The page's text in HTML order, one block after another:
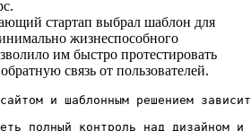
стартап выбрал шаблон для
жизнеспособного
им быстро протестировать
связь от пользователей.
и шаблонным решением
полный контроль над дизайном